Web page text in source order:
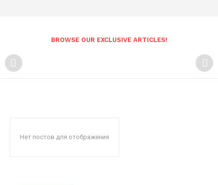
BROWSE OUR EXCLUSIVE ARTICLES!
Нет постов для отображения